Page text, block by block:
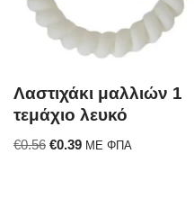
Λαστιχάκι μαλλιών 1
τεμάχιο λευκό
€0.56 €0.39 ΜΕ ΦΠΑ